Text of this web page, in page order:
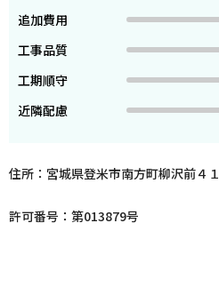
追加費用
工事品質
工期順守
近隣配慮
住所：宮城県登米市南方町柳沢前４１
許可番号：第013879号